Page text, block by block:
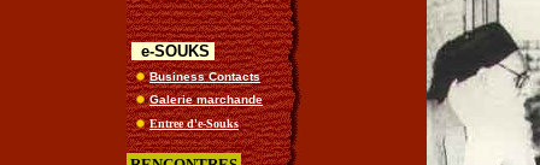
e-SOUKS
Business Contacts
Galerie marchande
Entree d'e-Souks